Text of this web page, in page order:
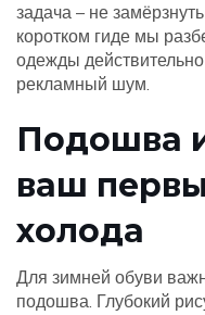
задача – не
коротком гиде мы
одежды
рекламный шум.
Подошва
ваш
холода
Для зимней обуви
подошва. Глубокий